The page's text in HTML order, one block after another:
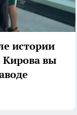
истории
Кирова вы